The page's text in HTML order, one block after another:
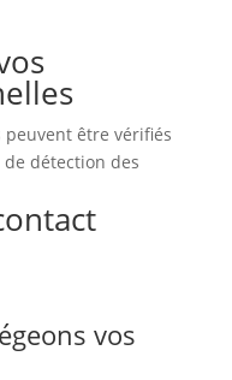
peuvent être vérifiés
de détection des
vos